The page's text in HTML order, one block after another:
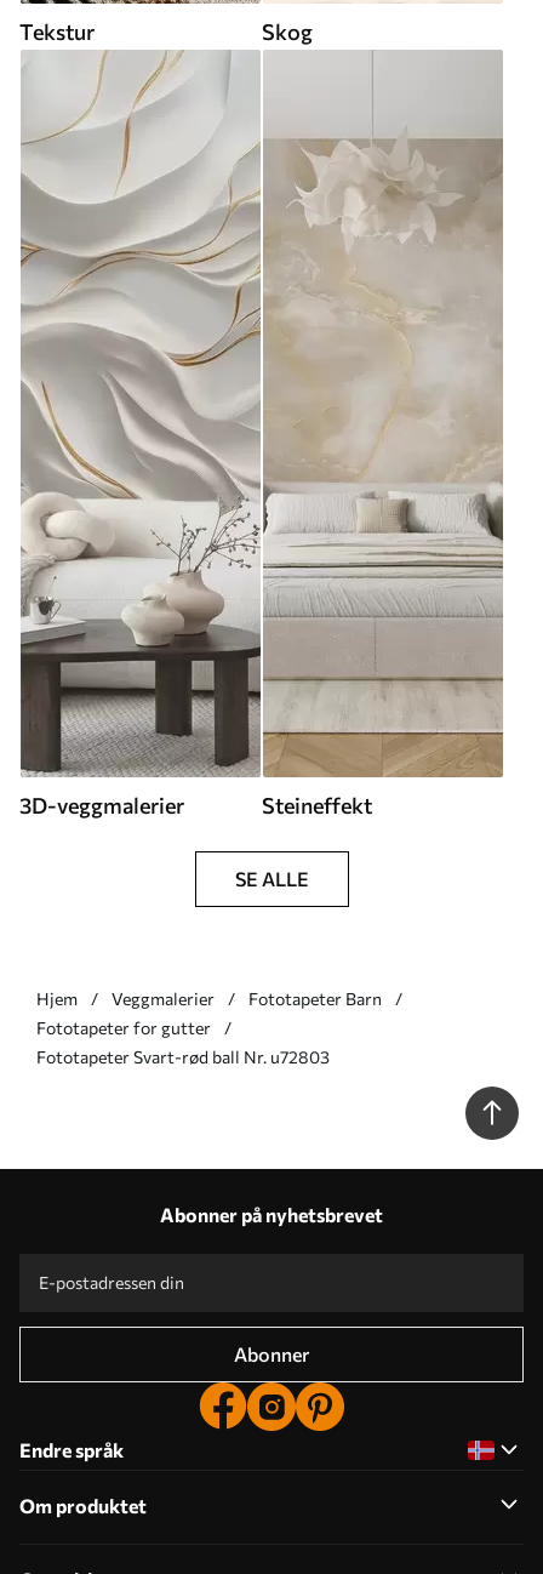
Tekstur Skog
3D-veggmalerier Steineffekt
SE ALLE
Hjem Veggmalerier
Fototapeter Barn
Fototapeter for gutter
Fototapeter Svart-rød ball Nr. u72803
Abonner på nyhetsbrevet
Abonner
Endre språk
Om produktet